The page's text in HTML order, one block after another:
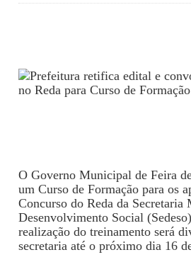
O Governo Municipal de Feira
um Curso de Formação para os
Concurso do Reda da Secretaria
Desenvolvimento Social
realização do treinamento será
secretaria até o próximo dia 16